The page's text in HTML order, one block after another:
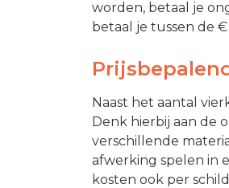
worden, betaal je
betaal je tussen de
Naast het aantal
Denk hierbij aan de
verschillende
afwerking spelen in
kosten ook per